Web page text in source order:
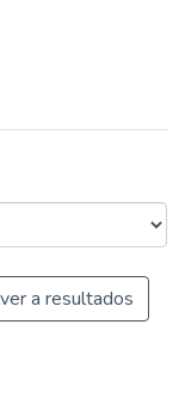
a resultados